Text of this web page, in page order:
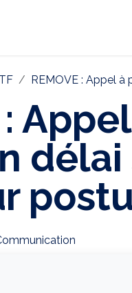
REMOVE : Appel à
: